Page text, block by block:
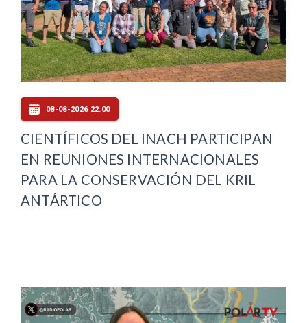
08-08-2026 22:00
CIENTÍFICOS DEL INACH PARTICIPAN
EN REUNIONES INTERNACIONALES
PARA LA CONSERVACIÓN DEL KRIL
ANTÁRTICO